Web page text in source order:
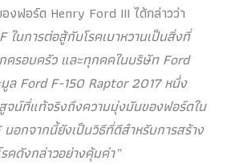
งฟอร์ด Henry Ford III ได้กล่าวว่า
ในการต่อสู้กับโรคเบาหวานเป็นสิ่งที่
รอบครัว และทุกคคในบริษัท Ford
ล Ford F-150 Raptor 2017 หนึ่ง
จน์ที่แท้จริงถึงความมุ่งมันของฟอร์ดใน
อกจากนี้ยังเป็นวิธีที่ดีสำหรับการสร้าง
คดังกล่าวอย่างคุ้มค่า”